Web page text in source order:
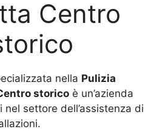
Centro
nella Pulizia
storico è un’azienda
nel settore dell’assistenza di